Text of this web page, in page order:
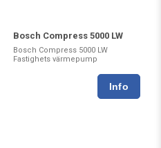
Bosch Compress 5000 LW
Bosch Compress 5000 LW
Fastighets värmepump